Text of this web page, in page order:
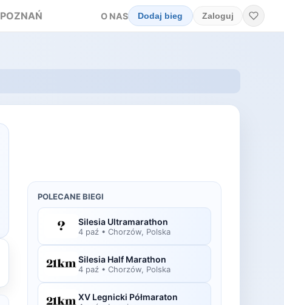
POZNAŃ O NAS Dodaj bieg Zaloguj
POLECANE BIEGI
Silesia Ultramarathon
4 paź • Chorzów, Polska
Silesia Half Marathon
4 paź • Chorzów, Polska
XV Legnicki Półmaraton